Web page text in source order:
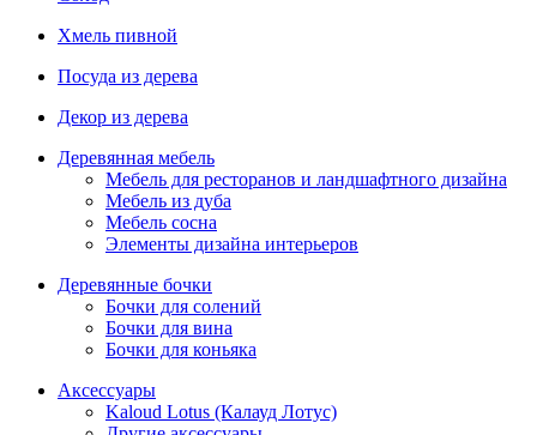
Хмель пивной
Посуда из дерева
Декор из дерева
Деревянная мебель
Мебель для ресторанов и ландшафтного дизайна
Мебель из дуба
Мебель сосна
Элементы дизайна интерьеров
Деревянные бочки
Бочки для солений
Бочки для вина
Бочки для коньяка
Аксессуары
Kaloud Lotus (Калауд Лотус)